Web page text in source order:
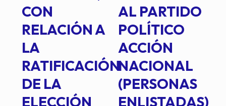
CON
RELACIÓN A
LA
RATIFICACIÓN
DE LA
ELECCIÓN
AL PARTIDO
POLÍTICO
ACCIÓN
NACIONAL
(PERSONAS
ENLISTADAS)